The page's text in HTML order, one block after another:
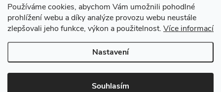
Používáme cookies, abychom Vám umožnili pohodlné
prohlížení webu a díky analýze provozu webu neustále
zlepšovali jeho funkce, výkon a použitelnost. Více informací
Nastavení
Souhlasím
novinkám, slevám a dalším speciálním nabídkám.*
Ano, chci se přihlásit
Zásady zpracování osobních údajů
*Sleva neplatí na vany s dvířky AVO a VOVO